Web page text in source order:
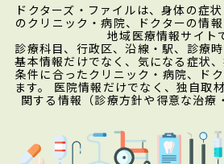
ドクターズ・ファイルは、身体の症
のクリニック・病院、ドクターの情
地域医療情報サイト
診療科目、行政区、沿線・駅、診療
基本情報だけでなく、気になる症状
条件に合ったクリニック・病院、ド
ます。 医院情報だけでなく、独自取
関する情報（診療方針や得意な治療